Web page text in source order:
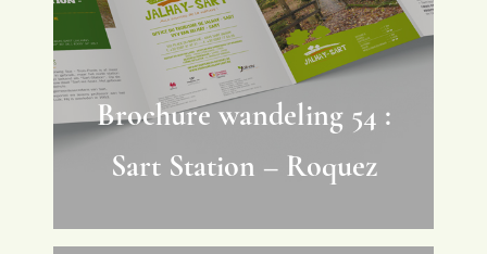
Brochure wandeling 54 :
Sart Station – Roquez